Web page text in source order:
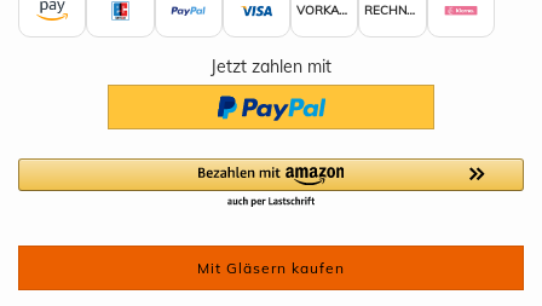
VORKASSE RECHNUNG
Jetzt zahlen mit
Mit Gläsern kaufen